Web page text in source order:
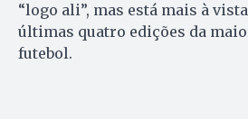
“logo ali”, mas está mais à
últimas quatro edições da
futebol.